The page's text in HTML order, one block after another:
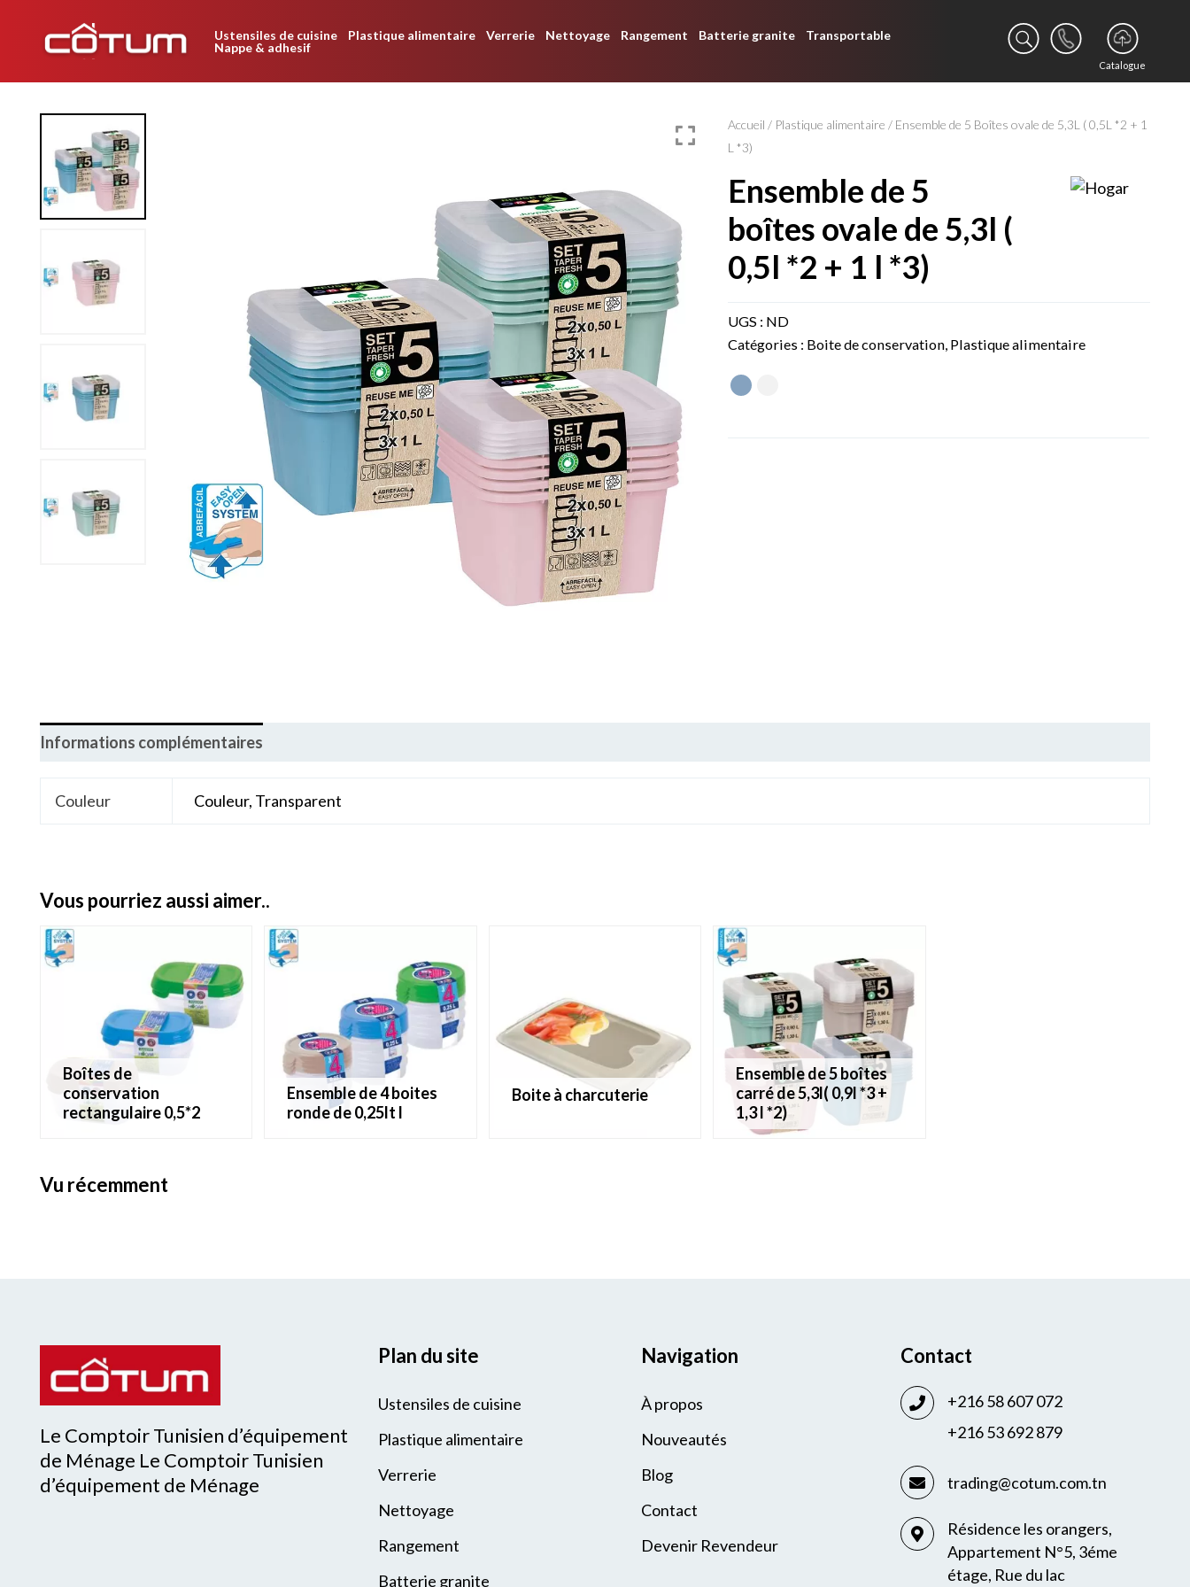
Ustensiles de cuisine Plastique alimentaire Verrerie Nettoyage Rangement Batterie granite
Transportable
Nappe & adhesif
Catalogue
Accueil / Plastique alimentaire / Ensemble de 5 Boîtes ovale de 5,3L ( 0,5L *2 + 1
L *3)
ensemble de 5
boîtes ovale de 5,3l (
0,5l *2 + 1 l *3)
UGS : ND
Catégories : Boite de conservation, Plastique alimentaire
Informations complémentaires
Couleur Couleur, Transparent
vous pourriez aussi aimer..
boîtes de
conservation
rectangulaire 0,5*2
ensemble de 4 boites
ronde de 0,25lt l
boite à charcuterie
ensemble de 5 boîtes
carré de 5,3l( 0,9l *3 +
1,3 l *2)
vu récemment
Le Comptoir Tunisien d’équipement
de Ménage Le Comptoir Tunisien
d’équipement de Ménage
Plan du site
Ustensiles de cuisine
Plastique alimentaire
Verrerie
Nettoyage
Rangement
Batterie granite
Navigation
À propos
Nouveautés
Blog
Contact
Devenir Revendeur
Contact
+216 58 607 072
+216 53 692 879
trading@cotum.com.tn
Résidence les orangers,
Appartement N°5, 3éme
étage, Rue du lac